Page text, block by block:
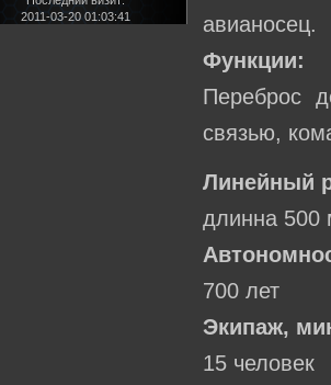
2011-03-20 01:03:41
авианосец.
Функции:
Переброс
связью,
Линейный
длинна 500
700 лет
Экипаж,
15 человек